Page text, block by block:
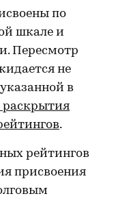
по
шкале и
Пересмотр
не
в
раскрытия
.
рейтингов
присвоения